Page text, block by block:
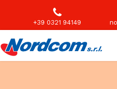
+39 0321 94149